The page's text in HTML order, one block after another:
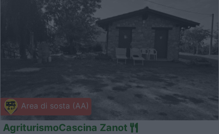
Area di sosta (AA)
AgriturismoCascina Zanot